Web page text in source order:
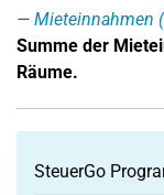
Mieteinnahmen
Summe der
Räume.
SteuerGo